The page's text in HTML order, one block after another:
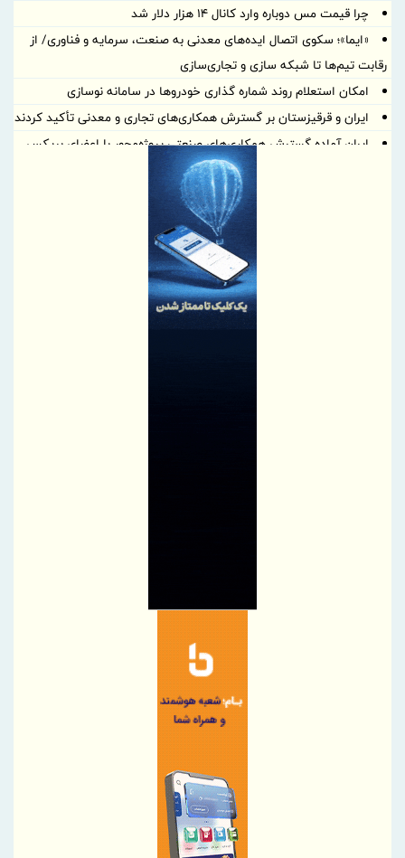
چرا قیمت مس دوباره وارد کانال ۱۴ هزار دلار شد
«ایما»؛ سکوی اتصال ایده‌های معدنی به صنعت، سرمایه و فناوری/ از
رقابت تیم‌ها تا شبکه سازی و تجاری‌سازی
امکان استعلام روند شماره گذاری خودروها در سامانه نوسازی
ایران و قرقیزستان بر گسترش همکاری‌های تجاری و معدنی تأکید کردند
ایران آماده گسترش همکاری‌های صنعتی پروژه‌محور با اعضای بریکس
بهره گیری حداکثری از ظرفیت موافقتنامه تجارت آزاد ایران و روسیه
معاونت توسعه مدیریت و منابع انسانی منطقه آزاد دوغارون علت
استراتژی اعطای امتیاز خاص جذب سرمایه‌های انسانی بومی در آزمون
استخدامی اخیر را تشریح نمود
گامی بلند به سوی آینده؛ تأسیس «واحد آموزش هوشمند» در منطقه
آزاد تجاری-صنعتی دوغارون برای توانمندسازی کارکنان و مردم
نایب‌رئیس اتاق ایران راهی باکو شد
پرداخت خسارت ۵۰۰ میلیارد تومانی بیمه رازی به شرکت هواپیمایی
بیمه پارسیان، همراه زائران اربعین با پوشش های بیمه های مسئولیت
برگزاری چهارمین نشست هم اندیشی مدیران بیمه البرز با رؤسای تشکل
وقتی «عملکرد» از راز ثروت پنهان آسیا رونمایی می کند